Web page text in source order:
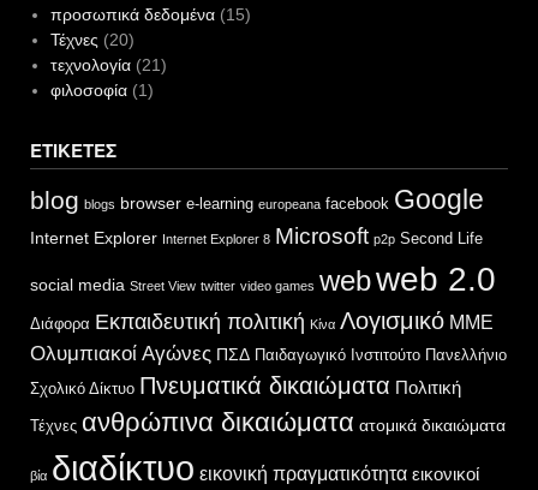
προσωπικά δεδομένα(15)
Τέχνες (20)
τεχνολογία(21)
φιλοσοφία(1)
ΕΤΙΚΈΤΕΣ
blog blogs browser e-learning europeana facebook Google
Internet Explorer Internet Explorer 8 Microsoft p2p Second Life
social media Street View twitter video games webweb 2.0
Διάφορα Εκπαιδευτική πολιτική Κίνα Λογισμικό ΜΜΕ
Ολυμπιακοί Αγώνες ΠΣΔ Παιδαγωγικό Ινστιτούτο Πανελλήνιο
Σχολικό Δίκτυο Πνευματικά δικαιώματα Πολιτική
Τέχνες ανθρώπινα δικαιώματα ατομικά δικαιώματα
βία διαδίκτυο εικονική πραγματικότητα εικονικοί